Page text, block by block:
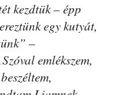
kezdtük – épp
egy kutyát,
–
emlékszem,